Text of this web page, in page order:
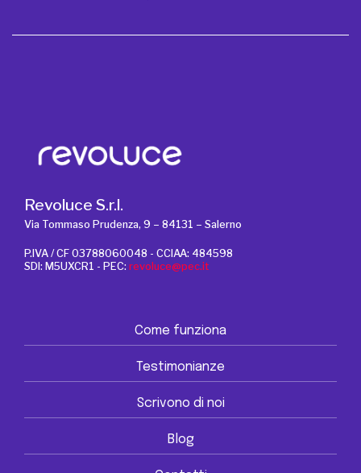
Revoluce S.r.l.
Via Tommaso Prudenza, 9 – 84131 – Salerno
P.IVA / CF 03788060048 - CCIAA: 484598
SDI: M5UXCR1 - PEC: revoluce@pec.it
Come funziona
Testimonianze
Scrivono di noi
Blog